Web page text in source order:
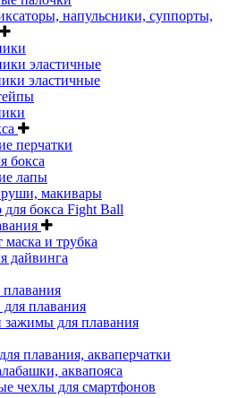
напульсники, суппорты,
эластичные
эластичные
перчатки
бокса
лапы
макивары
для бокса Fight Ball
и трубка
дайвинга
плавания
для плавания
плавания, акваперчатки
аквапояса
чехлы для смартфонов